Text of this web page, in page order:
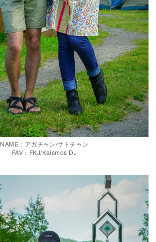
NAME：アガチャン/サトチャン
FAV：FKJ/Kaismos DJ